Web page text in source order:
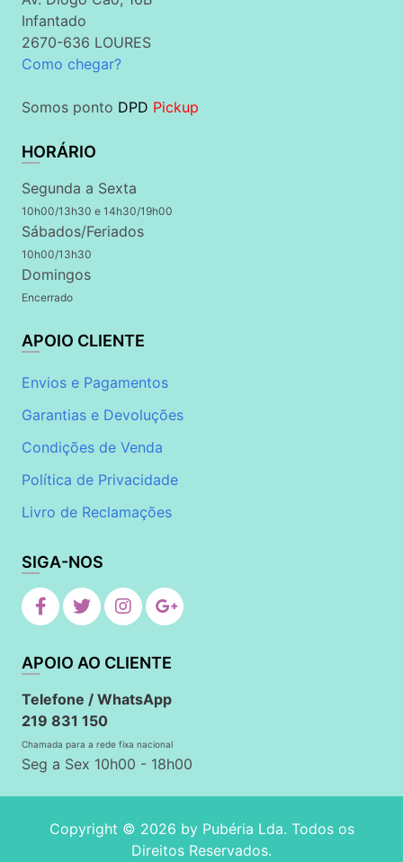
Infantado
2670-636 LOURES
Como chegar?
Somos ponto DPD Pickup
HORÁRIO
Segunda a Sexta
10h00/13h30 e 14h30/19h00
Sábados/Feriados
10h00/13h30
Domingos
Encerrado
APOIO CLIENTE
Envios e Pagamentos
Garantias e Devoluções
Condições de Venda
Política de Privacidade
Livro de Reclamações
SIGA-NOS
APOIO AO CLIENTE
Telefone / WhatsApp
219 831 150
Chamada para a rede fixa nacional
Seg a Sex 10h00 - 18h00
Copyright © 2026 by Pubéria Lda. Todos os
Direitos Reservados.